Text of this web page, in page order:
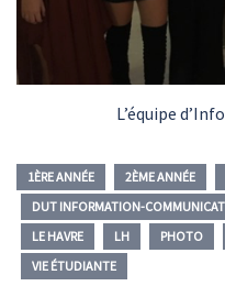
L’équipe
1ÈRE ANNÉE 2ÈME ANNÉE
DUT INFORMATION-
LE HAVRE
LH PHOTO
VIE ÉTUDIANTE